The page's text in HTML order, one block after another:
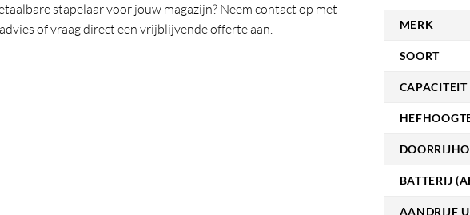
stapelaar voor jouw magazijn? Neem contact op met
of vraag direct een vrijblijvende offerte aan.
MERK
SOORT
BATTERIJ
AANDRIJF